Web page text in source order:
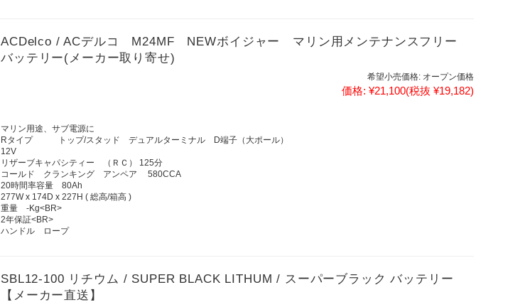
ACDelco / ACデルコ M24MF NEWボイジャー マリン用メンテナンスフリー
バッテリー(メーカー取り寄せ)
希望小売価格: オープン価格
価格: ¥21,100(税抜 ¥19,182)
マリン用途、サブ電源に
Rタイプ トップ/スタッド デュアルターミナル D端子（大ポール）
12V
リザーブキャパシティー （ＲＣ） 125分
コールド クランキング アンペア 580CCA
20時間率容量 80Ah
277W x 174D x 227H ( 総高/箱高 )
重量 -Kg<BR>
2年保証<BR>
ハンドル ロープ
SBL12-100 リチウム / SUPER BLACK LITHUM / スーパーブラック バッテリー
【メーカー直送】